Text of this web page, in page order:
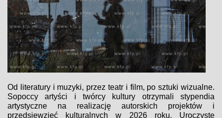
Od literatury i muzyki, przez teatr i film, po sztuki wizualne.
Sopoccy artyści i twórcy kultury otrzymali stypendia
artystyczne na realizację autorskich projektów i
przedsięwzięć kulturalnych w 2026 roku. Uroczyste